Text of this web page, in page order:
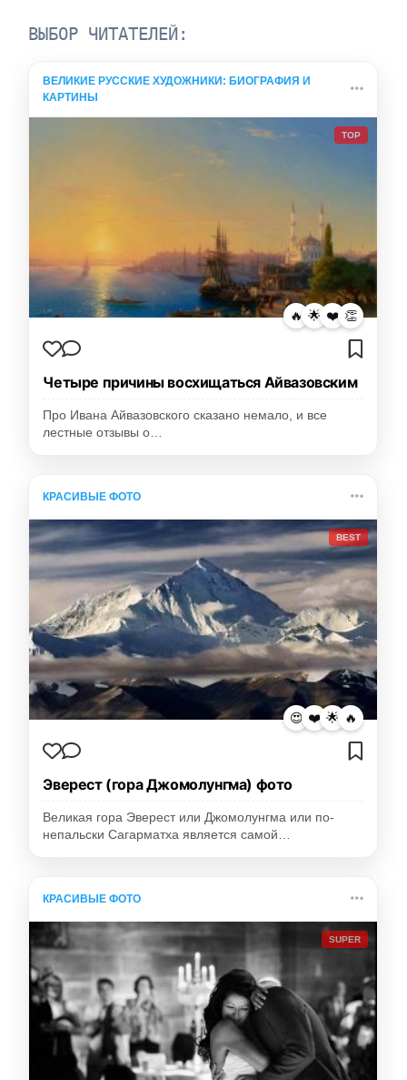
ВЫБОР ЧИТАТЕЛЕЙ:
ВЕЛИКИЕ РУССКИЕ ХУДОЖНИКИ: БИОГРАФИЯ И
КАРТИНЫ
TOP
🔥 🌟 ❤️ 👏
Четыре причины восхищаться Айвазовским
Про Ивана Айвазовского сказано немало, и все
лестные отзывы о…
КРАСИВЫЕ ФОТО
BEST
😍 ❤️ 🌟 🔥
Эверест (гора Джомолунгма) фото
Великая гора Эверест или Джомолунгма или по-
непальски Сагарматха является самой…
КРАСИВЫЕ ФОТО
SUPER